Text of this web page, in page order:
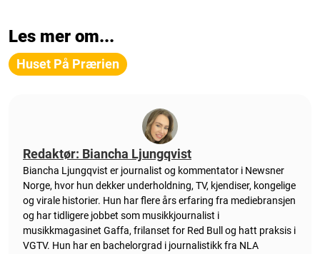
Les mer om...
Huset På Prærien
Redaktør: Biancha Ljungqvist
Biancha Ljungqvist er journalist og kommentator i Newsner
Norge, hvor hun dekker underholdning, TV, kjendiser, kongelige
og virale historier. Hun har flere års erfaring fra mediebransjen
og har tidligere jobbet som musikkjournalist i
musikkmagasinet Gaffa, frilanset for Red Bull og hatt praksis i
VGTV. Hun har en bachelorgrad i journalistikk fra NLA